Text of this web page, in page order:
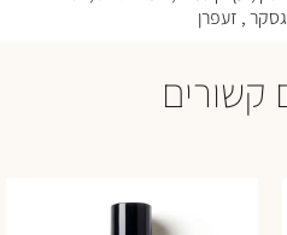
, זעפרן
קשורים